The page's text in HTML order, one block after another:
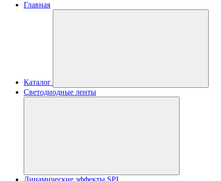
Главная
Каталог
Светодиодные ленты
Динамические эффекты SPI